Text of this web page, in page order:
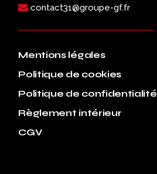
contact31@groupe-gf.fr
Mentions légales
Politique de cookies
Politique de confidentialité
Règlement intérieur
CGV